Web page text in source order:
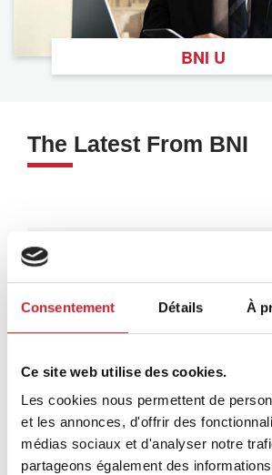
Consentement Détails À
Ce site web utilise des cookies.
Les cookies nous permettent de
et les annonces, d'offrir des
médias sociaux et d'analyser notre
partageons également des
BNI U
The Latest From BNI
Why Is Word of Mouth